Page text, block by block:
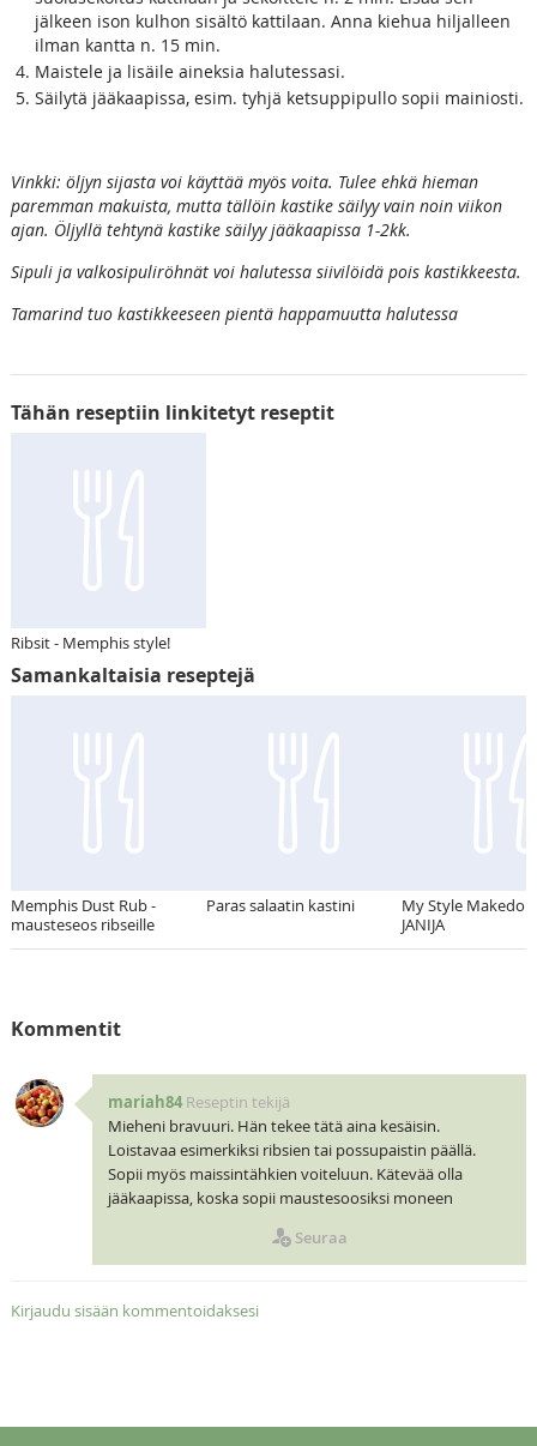
jälkeen ison kulhon sisältö kattilaan. Anna kiehua hiljalleen
ilman kantta n. 15 min.
Maistele ja lisäile aineksia halutessasi.
Säilytä jääkaapissa, esim. tyhjä ketsuppipullo sopii mainiosti.
Vinkki: öljyn sijasta voi käyttää myös voita. Tulee ehkä hieman
paremman makuista, mutta tällöin kastike säilyy vain noin viikon
ajan. Öljyllä tehtynä kastike säilyy jääkaapissa 1-2kk.
Sipuli ja valkosipuliröhnät voi halutessa siivilöidä pois kastikkeesta.
Tamarind tuo kastikkeeseen pientä happamuutta halutessa
Tähän reseptiin linkitetyt reseptit
Ribsit - Memphis style!
Samankaltaisia reseptejä
Memphis Dust Rub -
mausteseos ribseille
Paras salaatin kastini
My Style
JANIJA
Kommentit
mariah84 Reseptin tekijä
Mieheni bravuuri. Hän tekee tätä aina kesäisin.
Loistavaa esimerkiksi ribsien tai possupaistin päällä.
Sopii myös maissintähkien voiteluun. Kätevää olla
jääkaapissa, koska sopii maustesoosiksi moneen
Seuraa
Kirjaudu sisään kommentoidaksesi